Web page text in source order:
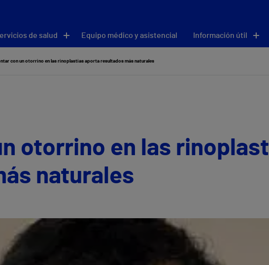
de salud Equipo médico y asistencial Información útil
con un otorrino en las rinoplastias aporta resultados más naturales
otorrino en las
naturales